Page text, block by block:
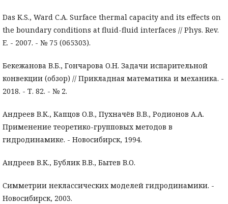
Das K.S., Ward C.A. Surface thermal capacity and its effects on
the boundary conditions at fluid-fluid interfaces // Phys. Rev.
E. - 2007. - № 75 (065303).
Бекежанова В.Б., Гончарова О.Н. Задачи испарительной
конвекции (обзор) // Прикладная математика и механика. -
2018. - Т. 82. - № 2.
Андреев В.К., Капцов О.В., Пухначёв В.В., Родионов А.А.
Применение теоретико-групповых методов в
гидродинамике. - Новосибирск, 1994.
Андреев В.К., Бублик В.В., Бытев В.О.
Симметрии неклассических моделей гидродинамики. -
Новосибирск, 2003.